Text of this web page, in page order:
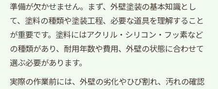
準備が欠かせません。まず、外壁塗装の基本知識とし
て、塗料の種類や塗装工程、必要な道具を理解すること
が重要です。塗料にはアクリル・シリコン・フッ素など
の種類があり、耐用年数や費用、外壁の状態に合わせて
選ぶ必要があります。
実際の作業前には、外壁の劣化やひび割れ、汚れの確認